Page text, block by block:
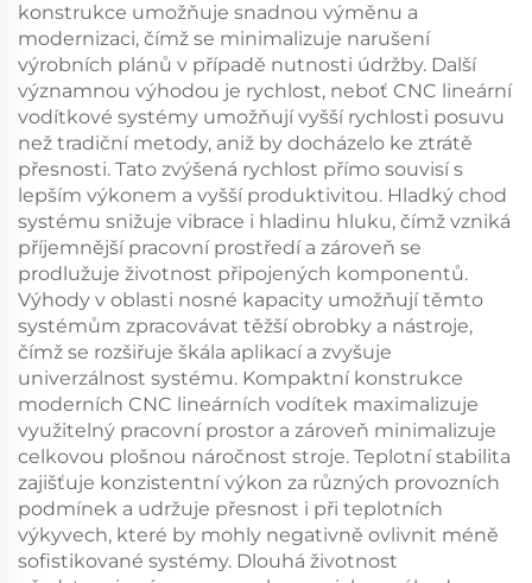
konstrukce umožňuje snadnou výměnu a
modernizaci, čímž se minimalizuje narušení
výrobních plánů v případě nutnosti údržby. Další
významnou výhodou je rychlost, neboť CNC lineární
vodítkové systémy umožňují vyšší rychlosti posuvu
než tradiční metody, aniž by docházelo ke ztrátě
přesnosti. Tato zvýšená rychlost přímo souvisí s
lepším výkonem a vyšší produktivitou. Hladký chod
systému snižuje vibrace i hladinu hluku, čímž vzniká
příjemnější pracovní prostředí a zároveň se
prodlužuje životnost připojených komponentů.
Výhody v oblasti nosné kapacity umožňují těmto
systémům zpracovávat těžší obrobky a nástroje,
čímž se rozšiřuje škála aplikací a zvyšuje
univerzálnost systému. Kompaktní konstrukce
moderních CNC lineárních vodítek maximalizuje
využitelný pracovní prostor a zároveň minimalizuje
celkovou plošnou náročnost stroje. Teplotní stabilita
zajišťuje konzistentní výkon za různých provozních
podmínek a udržuje přesnost i při teplotních
výkyvech, které by mohly negativně ovlivnit méně
sofistikované systémy. Dlouhá životnost